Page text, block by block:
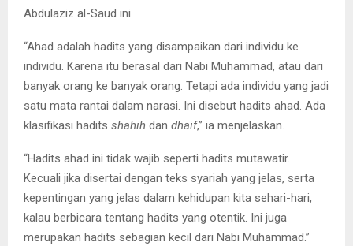
Abdulaziz al-Saud ini.
“Ahad adalah hadits yang disampaikan dari individu ke
individu. Karena itu berasal dari Nabi Muhammad, atau dari
banyak orang ke banyak orang. Tetapi ada individu yang jadi
satu mata rantai dalam narasi. Ini disebut hadits ahad. Ada
klasifikasi hadits shahih dan dhaif,” ia menjelaskan.
“Hadits ahad ini tidak wajib seperti hadits mutawatir.
Kecuali jika disertai dengan teks syariah yang jelas, serta
kepentingan yang jelas dalam kehidupan kita sehari-hari,
kalau berbicara tentang hadits yang otentik. Ini juga
merupakan hadits sebagian kecil dari Nabi Muhammad.”